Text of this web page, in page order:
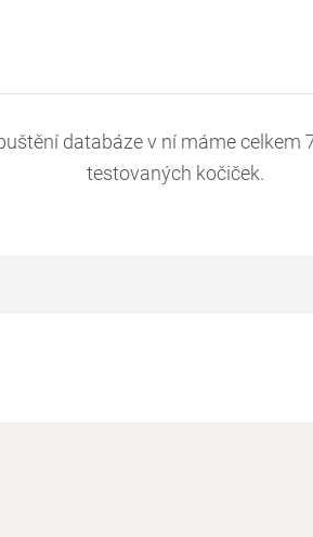
databáze v ní máme
testovaných kočiček.